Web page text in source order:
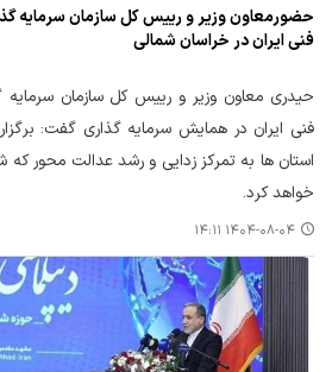
حضورمعاون وزیر و رییس کل سازمان سرمایه
فنی ایران در خراسان شمالی
حیدری معاون وزیر و رییس کل سازمان
فنی ایران در همایش سرمایه گذاری گفت:
استان ها به تمرکز زدایی و رشد عدالت محور
خواهد کرد.
۱۴۰۴-۰۸-۰۴ ۱۴:۱۱